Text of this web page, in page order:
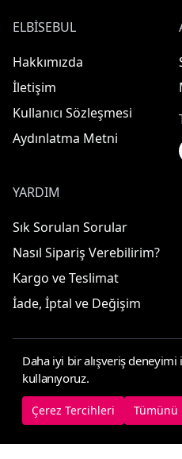
ELBISEBUL
Hakkımızda
İletişim
Kullanıcı Sözleşmesi
Aydınlatma Metni
YARDIM
Sık Sorulan Sorular
Nasıl Sipariş Verebilirim?
Kargo ve Teslimat
İade, İptal ve Değişim
© 2025 ElbiseBul -
Çerez Tercihleri
Daha iyi bir alışveriş deneyimi
kullanıyoruz.
Çerez Tercihleri Tümünü